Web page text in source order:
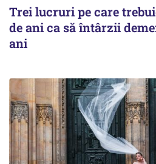
Trei lucruri pe care
de ani ca să întârzii
ani